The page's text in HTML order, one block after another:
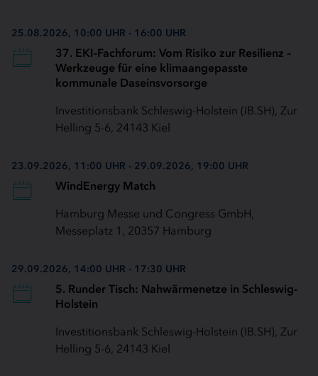
25.08.2026, 10:00 UHR - 16:00 UHR
37. EKI-Fachforum: Vom Risiko zur Resilienz –
Werkzeuge für eine klimaangepasste
kommunale Daseinsvorsorge
Investitionsbank Schleswig-Holstein (IB.SH), Zur
Helling 5-6, 24143 Kiel
23.09.2026, 11:00 UHR - 29.09.2026, 19:00 UHR
WindEnergy Match
Hamburg Messe und Congress GmbH,
Messeplatz 1, 20357 Hamburg
29.09.2026, 14:00 UHR - 17:30 UHR
5. Runder Tisch: Nahwärmenetze in Schleswig-
Holstein
Investitionsbank Schleswig-Holstein (IB.SH), Zur
Helling 5-6, 24143 Kiel